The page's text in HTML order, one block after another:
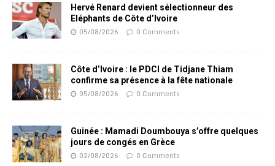
Hervé Renard devient sélectionneur des
Eléphants de Côte d’Ivoire
05/08/2026 0 Comments
Côte d’Ivoire : le PDCI de Tidjane Thiam
confirme sa présence à la fête nationale
05/08/2026 0 Comments
Guinée : Mamadi Doumbouya s’offre quelques
jours de congés en Grèce
02/08/2026 0 Comments